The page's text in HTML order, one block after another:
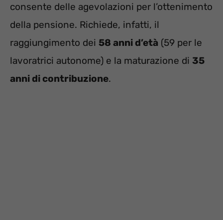
consente delle agevolazioni per l’ottenimento
della pensione. Richiede, infatti, il
raggiungimento dei 58 anni d’età (59 per le
lavoratrici autonome) e la maturazione di 35
anni di contribuzione.